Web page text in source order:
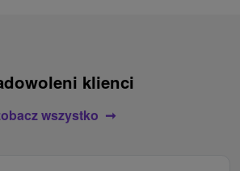
klienci
wszystko